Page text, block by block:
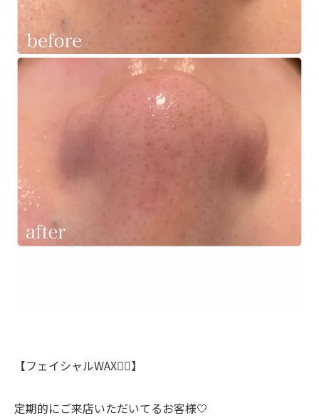
【フェイシャルWAX💆‍♀️】
定期的にご来店いただいてるお客様🤍